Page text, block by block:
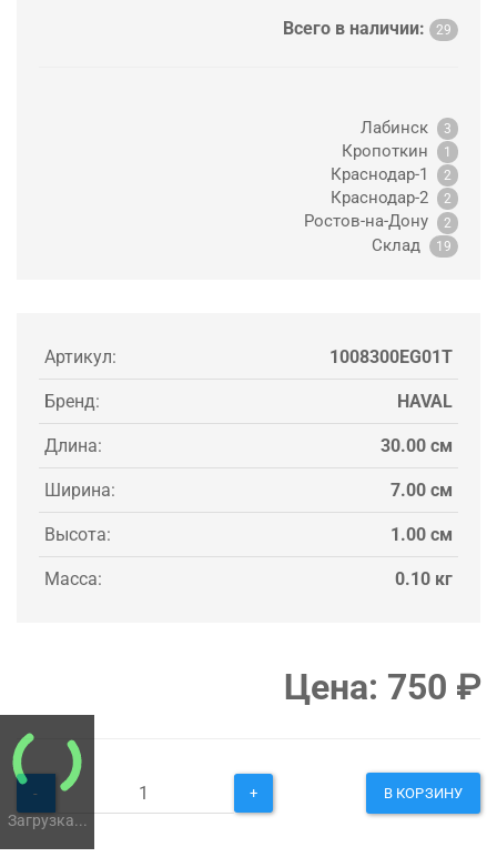
Загрузка...
Всего в наличии: 29
Лабинск 3
Кропоткин 1
Краснодар-1 2
Краснодар-2 2
Ростов-на-Дону 2
Склад 19
Артикул: 1008300EG01T
Бренд: HAVAL
Длина: 30.00 см
Ширина: 7.00 см
Высота: 1.00 см
Масса: 0.10 кг
Цена: 750 ₽
- + В КОРЗИНУ